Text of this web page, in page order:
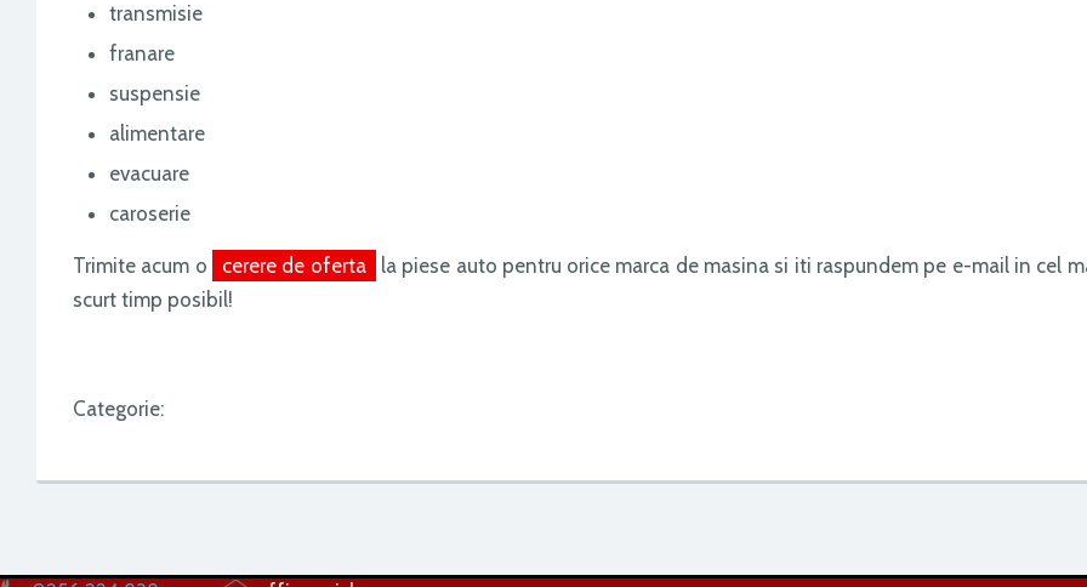
transmisie
franare
suspensie
alimentare
evacuare
caroserie
Trimite acum o cerere de oferta
la piese auto pentru orice marca de masina si iti raspundem pe e-mail in cel
scurt timp posibil!
Categorie: